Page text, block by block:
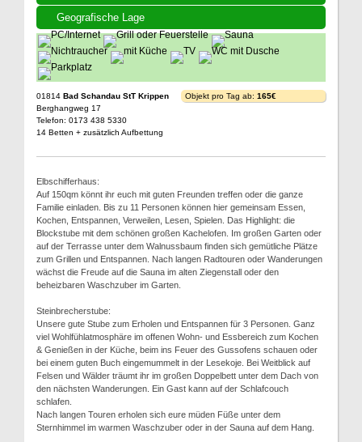
Geografische Lage
01814 Bad Schandau StT Krippen
Berghangweg 17
Telefon: 0173 438 5330
14 Betten + zusätzlich Aufbettung
Objekt pro Tag ab: 165€
Elbschifferhaus:
Auf 150qm könnt ihr euch mit guten Freunden treffen oder die ganze
Familie einladen. Bis zu 11 Personen können hier gemeinsam Essen,
Kochen, Entspannen, Verweilen, Lesen, Spielen. Das Highlight: die
Blockstube mit dem schönen großen Kachelofen. Im großen Garten oder
auf der Terrasse unter dem Walnussbaum finden sich gemütliche Plätze
zum Grillen und Entspannen. Nach langen Radtouren oder Wanderungen
wächst die Freude auf die Sauna im alten Ziegenstall oder den
beheizbaren Waschzuber im Garten.
Steinbrecherstube:
Unsere gute Stube zum Erholen und Entspannen für 3 Personen. Ganz
viel Wohlfühlatmosphäre im offenen Wohn- und Essbereich zum Kochen
& Genießen in der Küche, beim ins Feuer des Gussofens schauen oder
bei einem guten Buch eingemummelt in der Lesekoje. Bei Weitblick auf
Felsen und Wälder träumt ihr im großen Doppelbett unter dem Dach von
den nächsten Wanderungen. Ein Gast kann auf der Schlafcouch
schlafen.
Nach langen Touren erholen sich eure müden Füße unter dem
Sternhimmel im warmen Waschzuber oder in der Sauna auf dem Hang.